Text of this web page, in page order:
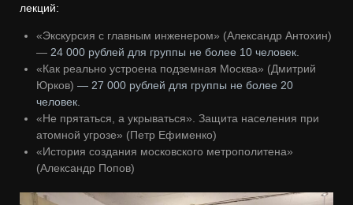
лекций:
«Экскурсия с главным инженером» (Александр Антохин)
— 24 000 рублей для группы не более 10 человек.
«Как реально устроена подземная Москва» (Дмитрий
Юрков) — 27 000 рублей для группы не более 20
человек.
«Не прятаться, а укрываться». Защита населения при
атомной угрозе» (Петр Ефименко)
«История создания московского метрополитена»
(Александр Попов)